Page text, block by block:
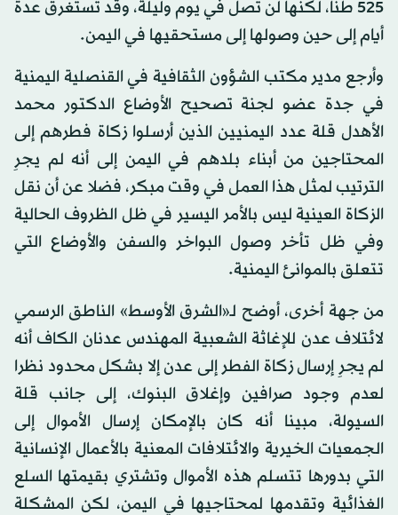
525 طنا، لكنها لن تصل في يوم وليلة، وقد تستغرق عدة
أيام إلى حين وصولها إلى مستحقيها في اليمن.
وأرجع مدير مكتب الشؤون الثقافية في القنصلية اليمنية
في جدة عضو لجنة تصحيح الأوضاع الدكتور محمد
الأهدل قلة عدد اليمنيين الذين أرسلوا زكاة فطرهم إلى
المحتاجين من أبناء بلدهم في اليمن إلى أنه لم يجرِ
الترتيب لمثل هذا العمل في وقت مبكر، فضلا عن أن نقل
الزكاة العينية ليس بالأمر اليسير في ظل الظروف الحالية
وفي ظل تأخر وصول البواخر والسفن والأوضاع التي
تتعلق بالموانئ اليمنية.
من جهة أخرى، أوضح لـ«الشرق الأوسط» الناطق الرسمي
لائتلاف عدن للإغاثة الشعبية المهندس عدنان الكاف أنه
لم يجرِ إرسال زكاة الفطر إلى عدن إلا بشكل محدود نظرا
لعدم وجود صرافين وإغلاق البنوك، إلى جانب قلة
السيولة، مبينا أنه كان بالإمكان إرسال الأموال إلى
الجمعيات الخيرية والائتلافات المعنية بالأعمال الإنسانية
التي بدورها تتسلم هذه الأموال وتشتري بقيمتها السلع
الغذائية وتقدمها لمحتاجيها في اليمن، لكن المشكلة